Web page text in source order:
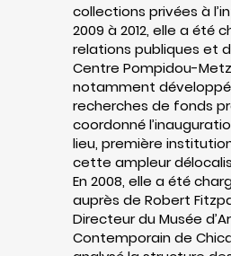
collections privées à
2009 à 2012, elle a été
relations publiques et
Centre Pompidou-
notamment
recherches de fonds
coordonné
lieu, première
cette ampleur
En 2008, elle a été
auprès de Robert
Directeur du Musée
Contemporain de